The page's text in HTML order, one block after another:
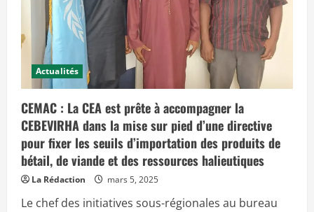
i
è
i
n
d
u
S
a
l
o
n
n
a
t
a
m
:
é
c
è
d
e
l
a
d
l
Actualités
CEMAC : La CEA est prête à accompagner la
CEBEVIRHA dans la mise sur pied d’une directive
pour fixer les seuils d’importation des produits de
bétail, de viande et des ressources halieutiques
La Rédaction mars 5, 2025
Le chef des initiatives sous-régionales au bureau